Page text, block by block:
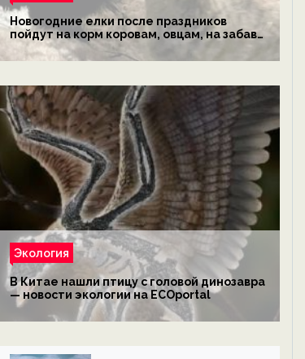
Новогодние елки после праздников
пойдут на корм коровам, овцам, на забаву
обезьянам, львам и леопардам — новости
экологии на ECOportal
Экология
В Китае нашли птицу с головой динозавра
— новости экологии на ECOportal